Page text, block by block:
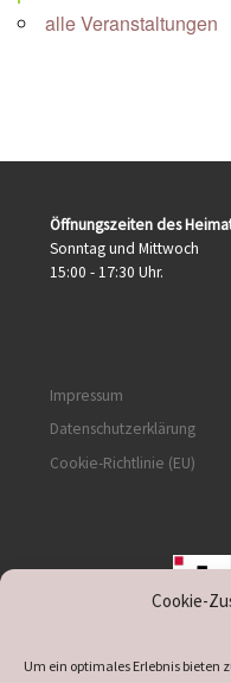
Cookie-
Um ein optimales Erlebnis bieten
alle Veranstaltungen
Öffnungszeiten des
Sonntag und Mittwoch
15:00 - 17:30 Uhr.
Impressum
Datenschutzerklärung
Cookie-Richtlinie (EU)